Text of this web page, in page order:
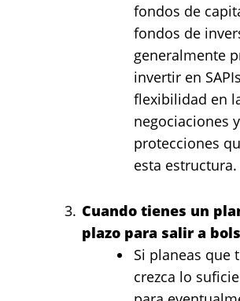
fondos de
fondos de
generalmente
invertir en
flexibilidad en
negociaciones
protecciones
esta estructura.
Cuando tienes un
plazo para salir a
Si planeas que
crezca lo